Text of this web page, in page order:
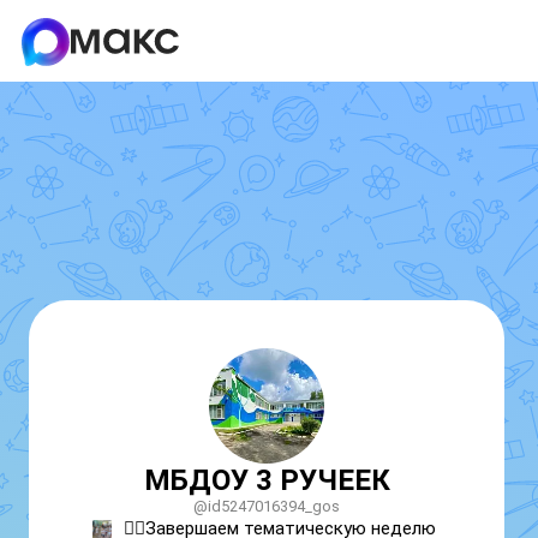
МБДОУ 3 РУЧЕЕК
@id5247016394_gos
👍🏻Завершаем тематическую неделю